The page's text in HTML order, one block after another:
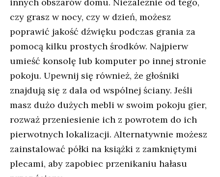
czy grasz w nocy, czy w dzień, możesz
poprawić jakość dźwięku podczas grania za
pomocą kilku prostych środków. Najpierw
umieść konsolę lub komputer po innej stronie
pokoju. Upewnij się również, że głośniki
znajdują się z dala od wspólnej ściany. Jeśli
masz dużo dużych mebli w swoim pokoju gier,
rozważ przeniesienie ich z powrotem do ich
pierwotnych lokalizacji. Alternatywnie możesz
zainstalować półki na książki z zamkniętymi
plecami, aby zapobiec przenikaniu hałasu